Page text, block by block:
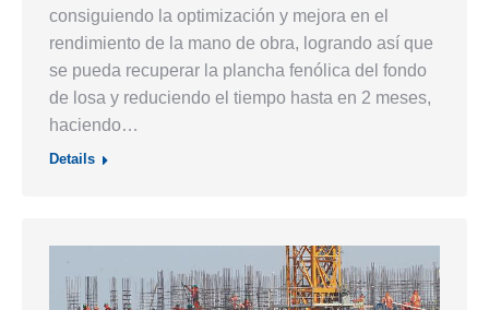
consiguiendo la optimización y mejora en el
rendimiento de la mano de obra, logrando así que
se pueda recuperar la plancha fenólica del fondo
de losa y reduciendo el tiempo hasta en 2 meses,
haciendo…
Details